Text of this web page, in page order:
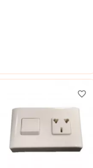
favorite_border
favorite_border
favorite_border